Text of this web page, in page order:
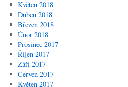
Květen 2018
Duben 2018
Březen 2018
Únor 2018
Prosinec 2017
Říjen 2017
Září 2017
Červen 2017
Květen 2017